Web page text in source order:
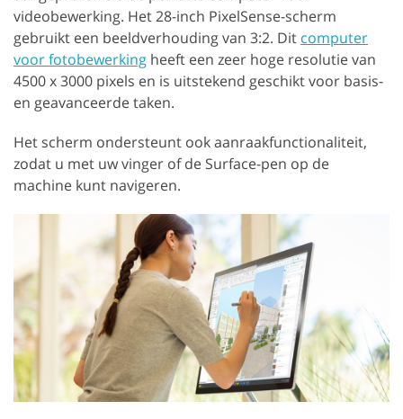
videobewerking. Het 28-inch PixelSense-scherm
gebruikt een beeldverhouding van 3:2. Dit computer
voor fotobewerking heeft een zeer hoge resolutie van
4500 x 3000 pixels en is uitstekend geschikt voor basis-
en geavanceerde taken.
Het scherm ondersteunt ook aanraakfunctionaliteit,
zodat u met uw vinger of de Surface-pen op de
machine kunt navigeren.